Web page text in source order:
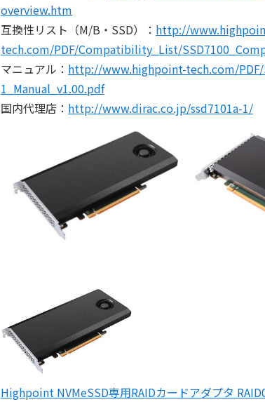
overview.htm
互換性リスト（M/B・SSD）： http://
tech.com/PDF/Compatibility_List/
マニュアル： http://www.highpoint-tech.com/PDF/
1_Manual_v1.00.pdf
国内代理店： http://www.dirac.co.jp/ssd7101a-1/
Highpoint NVMeSSD専用RAIDカードアダプタ